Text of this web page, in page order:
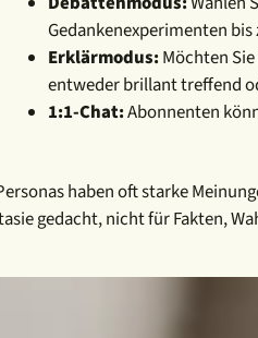
Gedankenexperimenten
Erklärmodus:Möchten
entweder brillant treffend
1:1-Chat:Abonnenten
haben oft starke
gedacht, nicht für Fakten,